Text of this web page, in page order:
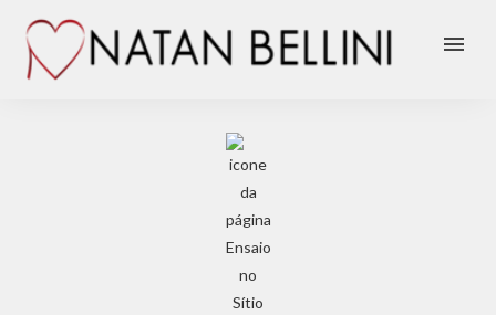
menu